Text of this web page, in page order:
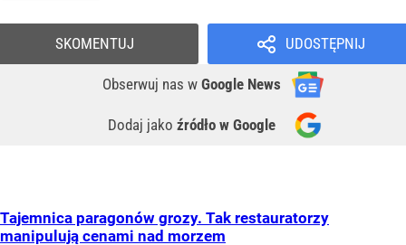
UDOSTĘPNIJ
Obserwuj nas w Google News
Dodaj jako źródło w Google
SKOMENTUJ
Tajemnica paragonów grozy. Tak restauratorzy
manipulują cenami nad morzem